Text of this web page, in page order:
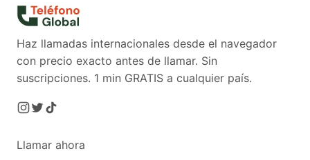
Haz llamadas internacionales desde el navegador
con precio exacto antes de llamar. Sin
suscripciones. 1 min GRATIS a cualquier país.
Llamar ahora